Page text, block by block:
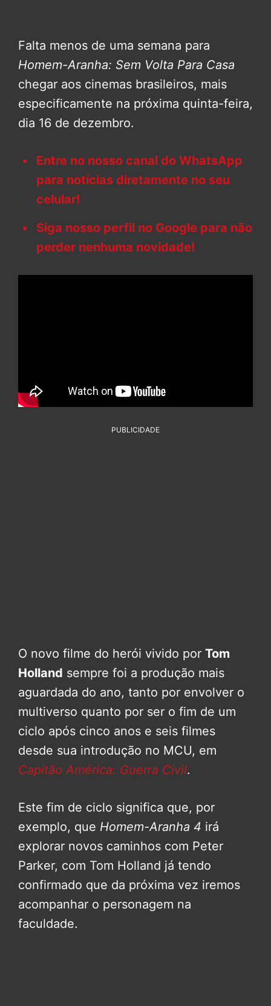
Falta menos de uma semana para
Homem-Aranha: Sem Volta Para Casa
chegar aos cinemas brasileiros, mais
especificamente na próxima quinta-feira,
dia 16 de dezembro.
Entre no nosso canal do WhatsApp
para notícias diretamente no seu
celular!
Siga nosso perfil no Google para não
perder nenhuma novidade!
PUBLICIDADE
O novo filme do herói vivido por Tom
Holland sempre foi a produção mais
aguardada do ano, tanto por envolver o
multiverso quanto por ser o fim de um
ciclo após cinco anos e seis filmes
desde sua introdução no MCU, em
Capitão América: Guerra Civil.
Este fim de ciclo significa que, por
exemplo, que Homem-Aranha 4 irá
explorar novos caminhos com Peter
Parker, com Tom Holland já tendo
confirmado que da próxima vez iremos
acompanhar o personagem na
faculdade.